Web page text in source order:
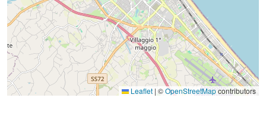
Leaflet | ©OpenStreetMapcontributors